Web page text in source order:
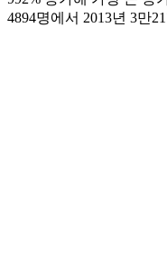
4894명에서 2013년 3만